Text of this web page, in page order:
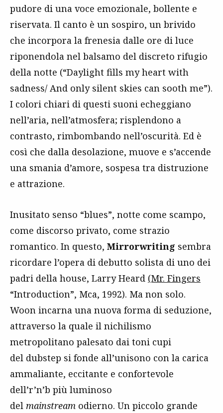
pudore di una voce emozionale, bollente e
riservata. Il canto è un sospiro, un brivido
che incorpora la frenesia dalle ore di luce
riponendola nel balsamo del discreto rifugio
della notte (“Daylight fills my heart with
sadness/ And only silent skies can sooth me”).
I colori chiari di questi suoni echeggiano
nell’aria, nell’atmosfera; risplendono a
contrasto, rimbombando nell’oscurità. Ed è
così che dalla desolazione, muove e s’accende
una smania d’amore, sospesa tra distruzione
e attrazione.
Inusitato senso “blues”, notte come scampo,
come discorso privato, come strazio
romantico. In questo, Mirrorwriting sembra
ricordare l’opera di debutto solista di uno dei
padri della house, Larry Heard (Mr. Fingers
“Introduction”, Mca, 1992). Ma non solo.
Woon incarna una nuova forma di seduzione,
attraverso la quale il nichilismo
metropolitano palesato dai toni cupi
del dubstep si fonde all’unisono con la carica
ammaliante, eccitante e confortevole
dell’r’n’b più luminoso
del mainstream odierno. Un piccolo grande